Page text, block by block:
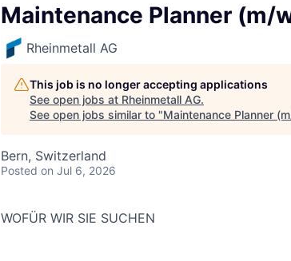
Maintenance Planner (m/
Rheinmetall AG
This job is no longer accepting applications
See open jobs at Rheinmetall AG.
See open jobs similar to "Maintenance Planner
Bern, Switzerland
Posted on Jul 6, 2026
WOFÜR WIR SIE SUCHEN